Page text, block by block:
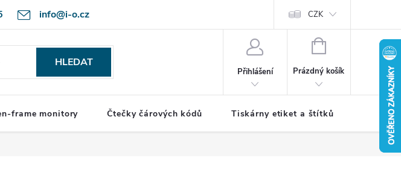
info@i-o.cz CZK
HLEDAT
Přihlášení
NÁKUPNÍ
Prázdný košík
frame monitory Čtečky čárových kódů Tiskárny etiket a štítků